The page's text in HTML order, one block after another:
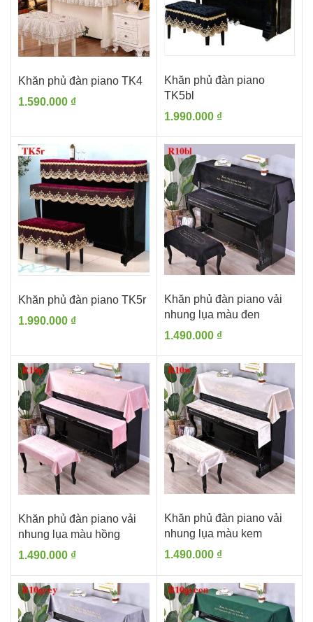
Khăn phủ đàn piano TK4
1.590.000 ₫
Khăn phủ đàn piano
TK5bl
1.990.000 ₫
Khăn phủ đàn piano TK5r
1.990.000 ₫
Khăn phủ đàn piano vải
nhung lụa màu đen
1.490.000 ₫
Khăn phủ đàn piano vải
nhung lụa màu hồng
1.490.000 ₫
Khăn phủ đàn piano vải
nhung lụa màu kem
1.490.000 ₫